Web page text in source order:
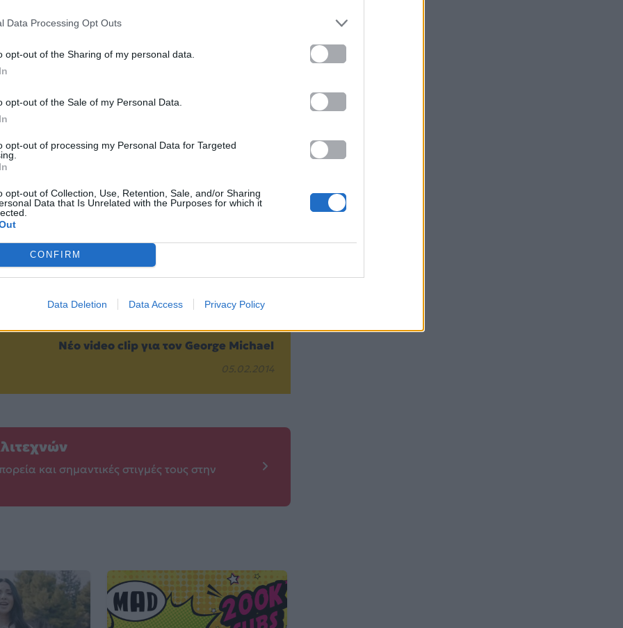
Data Processing Opt Outs
opt-out of the Sharing of my personal data.
opt-out of the Sale of my Personal Data.
opt-out of processing my Personal Data for Targeted
opt-out of Collection, Use, Retention, Sale, and/or Sharing
Data that Is Unrelated with the Purposes for which it
CONFIRM
Data Deletion Data Access Privacy Policy
Νέο video clip για τον George Michael
05.02.2014
και σημαντικές στιγμές τους στην